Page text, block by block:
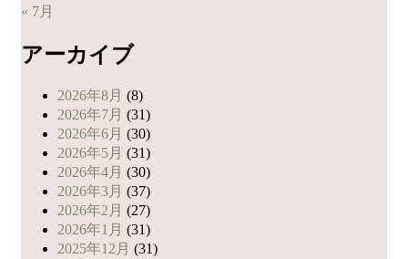
« 7月
アーカイブ
2026年8月 (8)
2026年7月 (31)
2026年6月 (30)
2026年5月 (31)
2026年4月 (30)
2026年3月 (37)
2026年2月 (27)
2026年1月 (31)
2025年12月 (31)